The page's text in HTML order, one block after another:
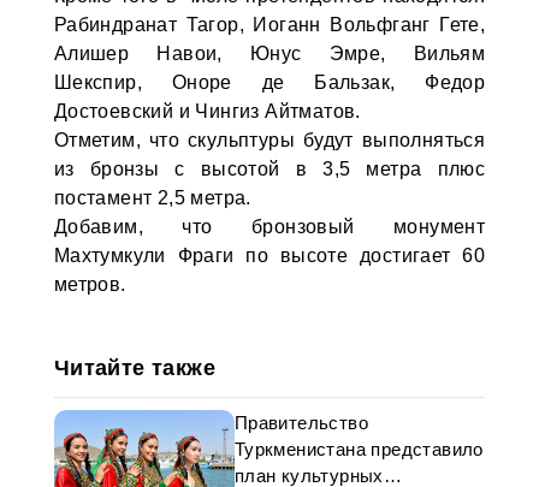
Рабиндранат Тагор, Иоганн Вольфганг Гете,
Алишер Навои, Юнус Эмре, Вильям
Шекспир, Оноре де Бальзак, Федор
Достоевский и Чингиз Айтматов.
Отметим, что скульптуры будут выполняться
из бронзы с высотой в 3,5 метра плюс
постамент 2,5 метра.
Добавим, что бронзовый монумент
Махтумкули Фраги по высоте достигает 60
метров.
Читайте также
Правительство
Туркменистана представило
план культурных